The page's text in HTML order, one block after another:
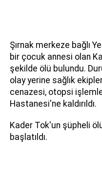
Şırnak merkeze bağlı
bir çocuk annesi olan
şekilde ölü bulundu.
olay yerine sağlık
cenazesi, otopsi
Hastanesi'ne kaldırıldı.
Kader Tok'un şüpheli
başlatıldı.